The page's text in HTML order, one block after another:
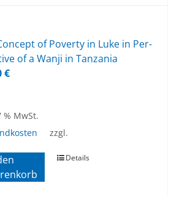
of Po­ver­ty in Luke in Per­
of a Wan­ji in Tan­z­a­nia
€
% MwSt.
zzgl.
Details